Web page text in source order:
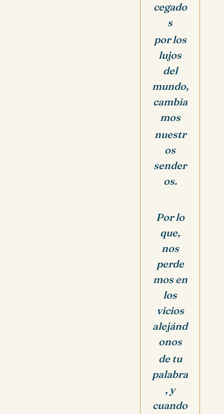
cegado
s
por los
lujos
del
mundo,
cambia
mos
nuestr
os
sender
os.
Por lo
que,
nos
perde
mos en
los
vicios
alejánd
onos
de tu
palabra
, y
cuando